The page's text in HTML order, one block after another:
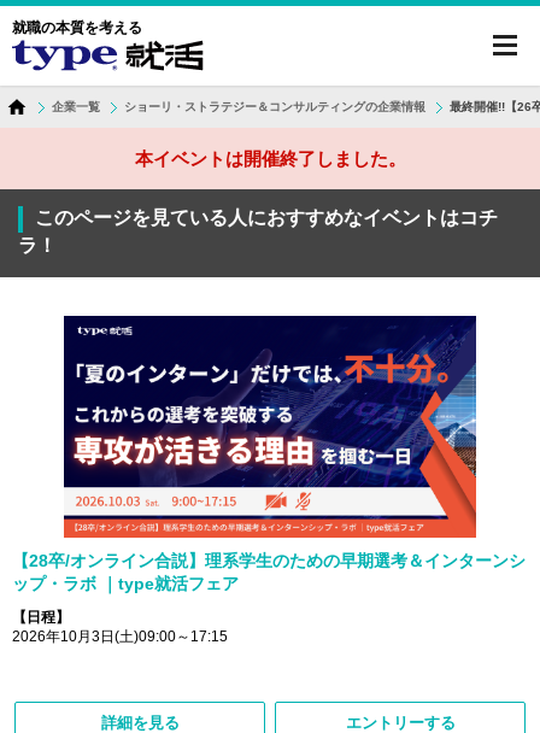
就職の本質を考える
企業一覧 ショーリ・ストラテジー＆コンサルティングの企業情報 最終開催!!【26
本イベントは開催終了しました。
このページを見ている人におすすめなイベントはコチ
ラ！
【28卒/オンライン合説】理系学生のための早期選考＆インターンシ
ップ・ラボ ｜type就活フェア
【日程】
2026年10月3日(土)09:00～17:15
詳細を見る エントリーする